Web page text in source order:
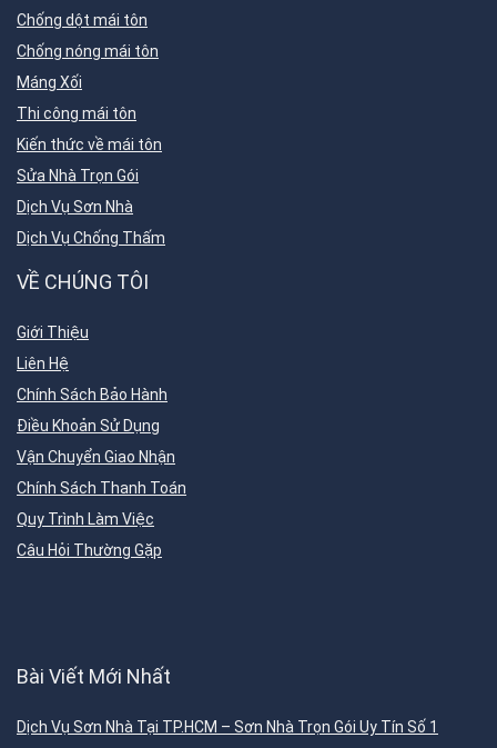
Chống dột mái tôn
Chống nóng mái tôn
Máng Xối
Thi công mái tôn
Kiến thức về mái tôn
Sửa Nhà Trọn Gói
Dịch Vụ Sơn Nhà
Dịch Vụ Chống Thấm
VỀ CHÚNG TÔI
Giới Thiệu
Liên Hệ
Chính Sách Bảo Hành
Điều Khoản Sử Dụng
Vận Chuyển Giao Nhận
Chính Sách Thanh Toán
Quy Trình Làm Việc
Câu Hỏi Thường Gặp
Bài Viết Mới Nhất
Dịch Vụ Sơn Nhà Tại TP.HCM – Sơn Nhà Trọn Gói Uy Tín Số 1